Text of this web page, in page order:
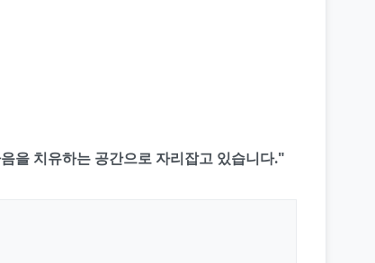
을 치유하는 공간으로 자리잡고 있습니다."